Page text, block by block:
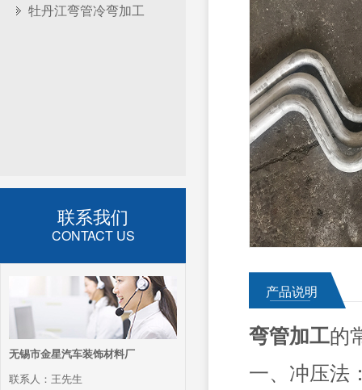
牡丹江弯管冷弯加工
联系我们
CONTACT US
无锡市金星汽车装饰材料厂
联系人：王先生
产品说明
弯管加工的
一、冲压法